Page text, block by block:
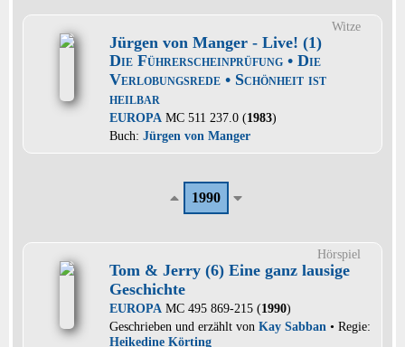
Witze
Jürgen von Manger - Live! (1)
Die Führerscheinprüfung • Die
Verlobungsrede • Schönheit ist
heilbar
EUROPA MC 511 237.0 (1983)
Buch: Jürgen von Manger
1990
Hörspiel
Tom & Jerry (6) Eine ganz lausige
Geschichte
EUROPA MC 495 869-215 (1990)
Geschrieben und erzählt von Kay Sabban • Regie:
Heikedine Körting